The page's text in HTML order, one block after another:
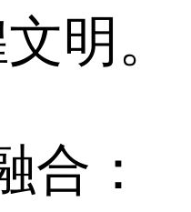
明。
合：